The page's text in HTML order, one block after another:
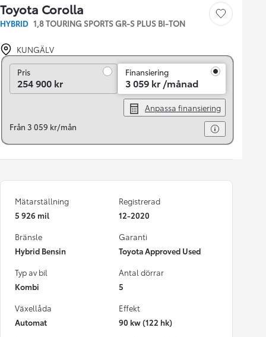
Toyota Corolla
HYBRID 1,8 TOURING SPORTS GR-S PLUS BI-TON
Save car
KUNGÄLV
PrisPris
254 900 kr
Finansiering
3 059 kr /månad
Anpassa finansiering
Från 3 059 kr/mån
Mätarställning
5 926 mil
Registrerad
12-2020
Bränsle
Hybrid Bensin
Garanti
Toyota Approved Used
Typ av bil
Kombi
Antal dörrar
5
Växellåda
Automat
Effekt
90 kw (122 hk)